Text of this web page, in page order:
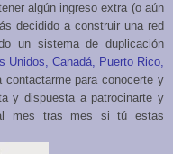
algún ingreso extra (o aún
decidido a construir una red
un sistema de duplicación
Unidos, Canadá, Puerto Rico,
para conocerte y
y dispuesta a patrocinarte y
mes tras mes si tú estas